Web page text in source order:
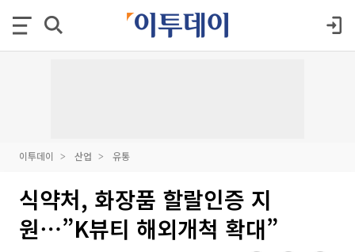
이투데이 산업 유통
식약처, 화장품 할랄인증 지
원⋯”K뷰티 해외개척 확대”